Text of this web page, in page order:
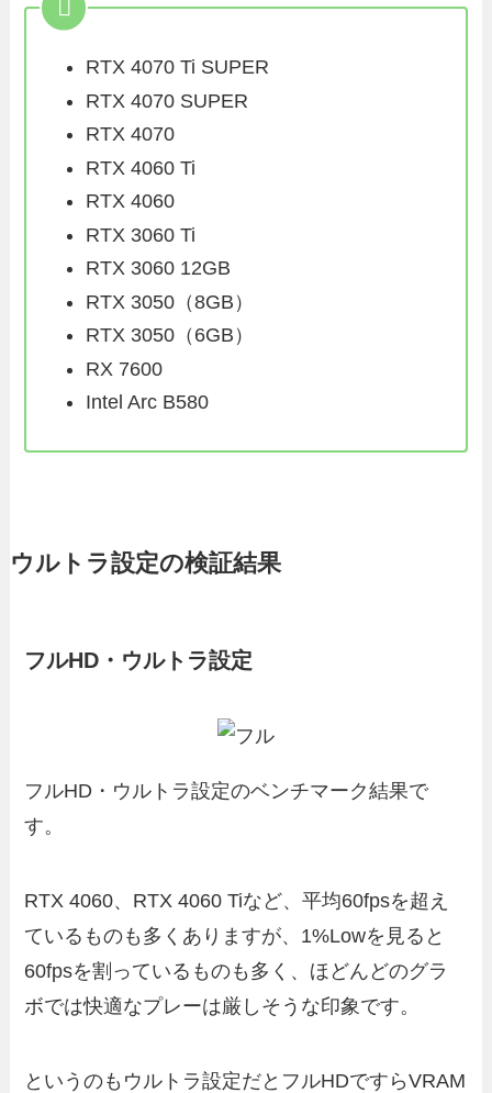
RTX 4070 Ti SUPER
RTX 4070 SUPER
RTX 4070
RTX 4060 Ti
RTX 4060
RTX 3060 Ti
RTX 3060 12GB
RTX 3050（8GB）
RTX 3050（6GB）
RX 7600
Intel Arc B580
ウルトラ設定の検証結果
フルHD・ウルトラ設定
フルHD・ウルトラ設定のベンチマーク結果で
す。
RTX 4060、RTX 4060 Tiなど、平均60fpsを超え
ているものも多くありますが、1%Lowを見ると
60fpsを割っているものも多く、ほどんどのグラ
ボでは快適なプレーは厳しそうな印象です。
というのもウルトラ設定だとフルHDですらVRAM